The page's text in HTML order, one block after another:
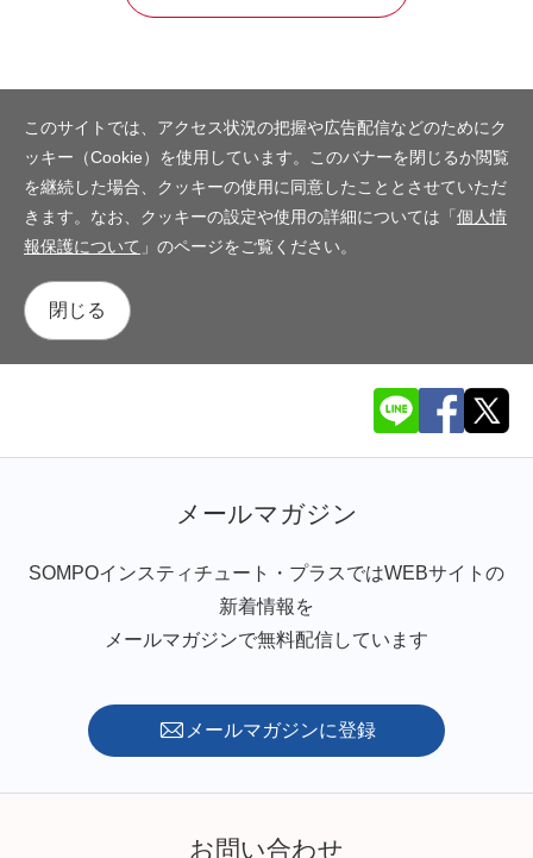
このサイトでは、アクセス状況の把握や広告配信などのためにク
ッキー（Cookie）を使用しています。このバナーを閉じるか閲覧
を継続した場合、クッキーの使用に同意したこととさせていただ
きます。なお、クッキーの設定や使用の詳細については「個人情
報保護について 」のページをご覧ください。
閉じる
メールマガジン
SOMPOインスティチュート・プラスではWEBサイトの
新着情報を
メールマガジンで無料配信しています
メールマガジンに登録
お問い合わせ